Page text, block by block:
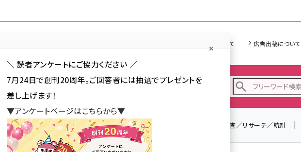
Web担について 広告出稿について
カテゴリ／種別 から探す セミナー／イベント から探す
アクセス解析／データ分析 サイト制作／デザイン 調査／リサーチ／統計
＼ 読者アンケートにご協力ください ／
7月24日で創刊20周年。ご回答者には抽選でプレゼントを
差し上げます！
▼アンケートページはこちらから▼